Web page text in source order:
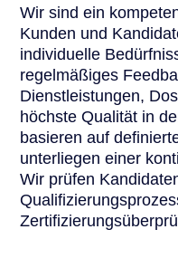
Wir sind ein
Kunden und
individuelle
regelmäßiges
Dienstleistungen,
höchste Qualität in
basieren auf
unterliegen einer
Wir prüfen